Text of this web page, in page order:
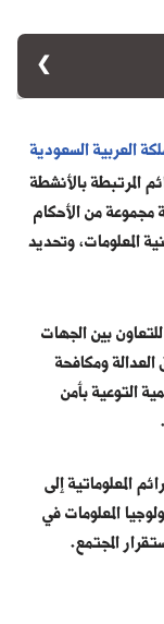
على خيارات
المختصة مثل
الرقم الموحد
العربية السعودية
المرتبطة بالأنشطة
مجموعة من الأحكام
المعلومات، وتحديد
بين الجهات
ومكافحة
التوعية بأمن
المعلوماتية إلى
المعلومات في
المجتمع.